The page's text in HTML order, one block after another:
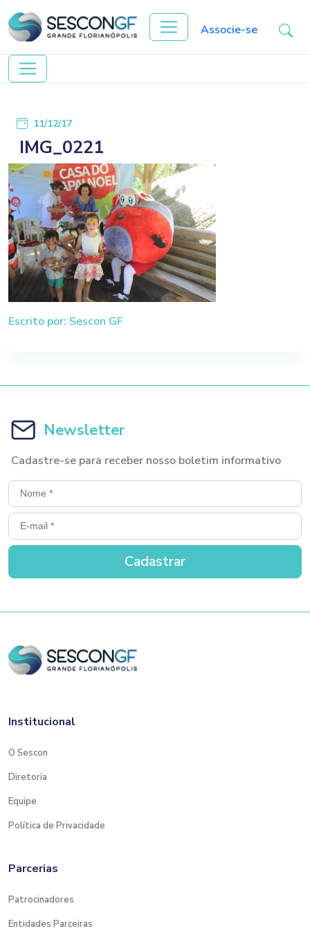
Associe-se
11/12/17
IMG_0221
Escrito por: Sescon GF
Newsletter
Cadastre-se para receber nosso boletim informativo
Institucional
O Sescon
Diretoria
Equipe
Política de Privacidade
Parcerias
Patrocinadores
Entidades Parceiras